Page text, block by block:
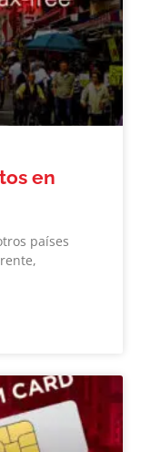
en
países